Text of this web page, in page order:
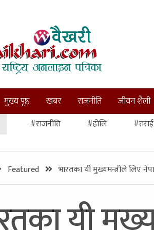
मुख्य पृष्ठ खबर राजनीति जीवन शैली
#राजनीति #होलि
Featured भारतका यी मुख्यमन्त्रीले लिए